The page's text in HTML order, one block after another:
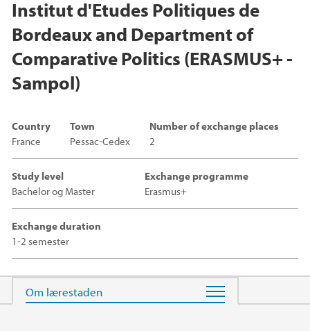
Institut d'Etudes Politiques de
Bordeaux and Department of
Comparative Politics (ERASMUS+ -
Sampol)
Country
France
Town
Pessac-Cedex
Number of exchange places
2
Study level
Bachelor og Master
Exchange programme
Erasmus+
Exchange duration
1-2 semester
Main content